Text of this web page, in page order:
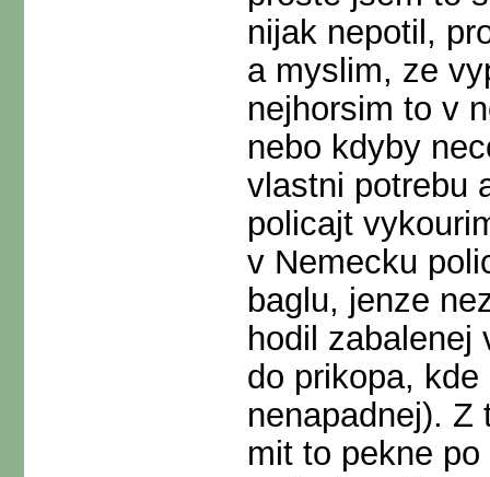
nijak nepotil,
a myslim, ze
nejhorsim to v
nebo kdyby
vlastni potrebu
policajt
v Nemecku
baglu, jenze
hodil zabalenej
do prikopa,
nenapadnej). Z
mit to pekne